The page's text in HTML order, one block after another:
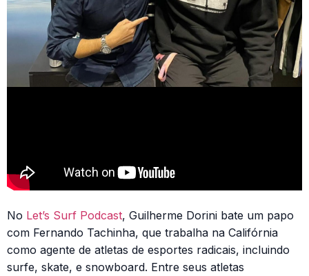
No Let’s Surf Podcast, Guilherme Dorini bate um papo
com Fernando Tachinha, que trabalha na Califórnia
como agente de atletas de esportes radicais, incluindo
surfe, skate, e snowboard. Entre seus atletas